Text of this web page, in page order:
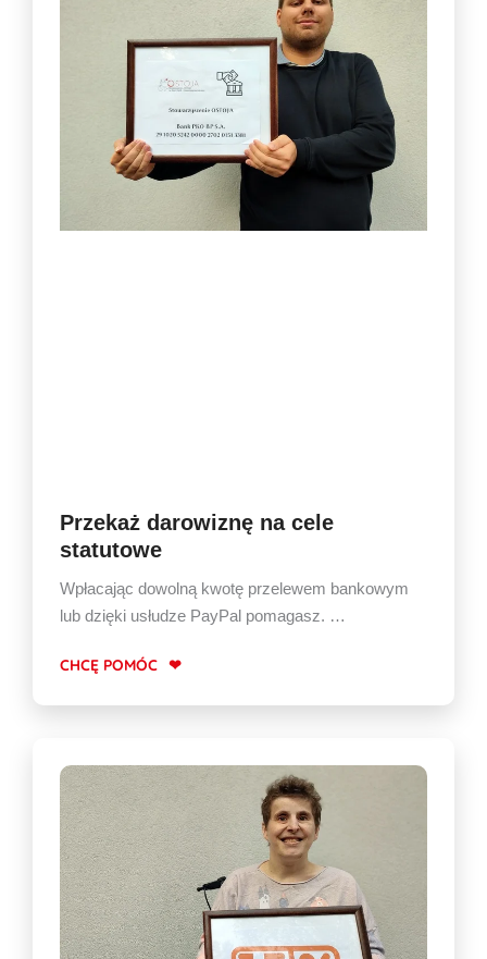
Przekaż darowiznę na cele
statutowe
Wpłacając dowolną kwotę przelewem bankowym
lub dzięki usłudze PayPal pomagasz. …
CHCĘ POMÓC